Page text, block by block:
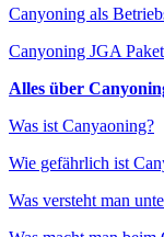
Canyoning als
Canyoning JGA Paket
Alles über
Was ist Canyaoning?
Wie gefährlich ist
Was versteht man